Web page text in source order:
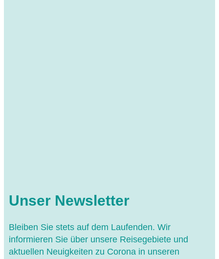
Unser Newsletter
Bleiben Sie stets auf dem Laufenden. Wir
informieren Sie über unsere Reisegebiete und
aktuellen Neuigkeiten zu Corona in unseren